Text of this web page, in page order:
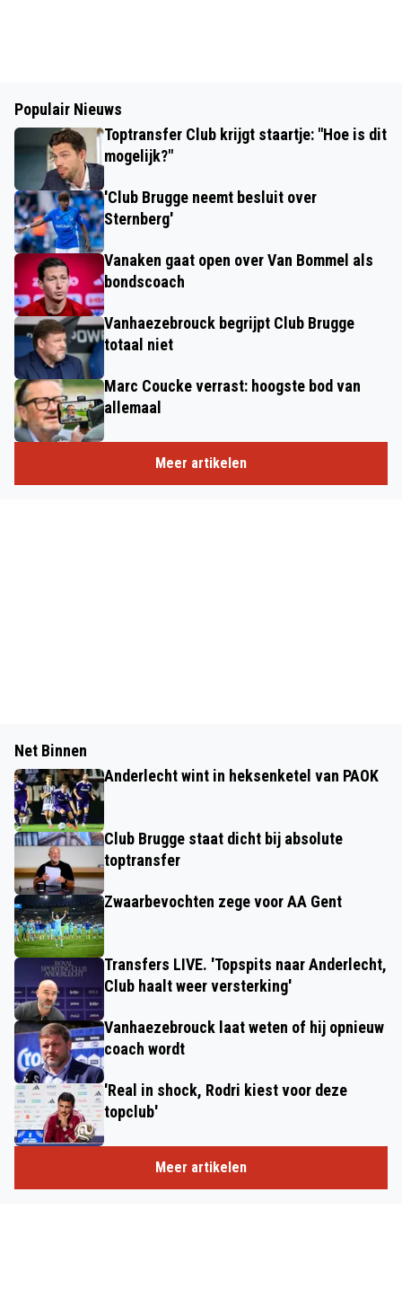
Populair Nieuws
Toptransfer Club krijgt staartje: "Hoe is dit
mogelijk?"
'Club Brugge neemt besluit over
Sternberg'
Vanaken gaat open over Van Bommel als
bondscoach
Vanhaezebrouck begrijpt Club Brugge
totaal niet
Marc Coucke verrast: hoogste bod van
allemaal
Meer artikelen
Net Binnen
Anderlecht wint in heksenketel van PAOK
Club Brugge staat dicht bij absolute
toptransfer
Zwaarbevochten zege voor AA Gent
Transfers LIVE. 'Topspits naar Anderlecht,
Club haalt weer versterking'
Vanhaezebrouck laat weten of hij opnieuw
coach wordt
'Real in shock, Rodri kiest voor deze
topclub'
Meer artikelen